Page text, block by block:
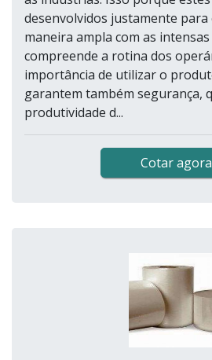
desenvolvidos justamente
maneira ampla com as
compreende a rotina dos
importância de utilizar o
garantem também segurança,
produtividade d...
Cotar agora